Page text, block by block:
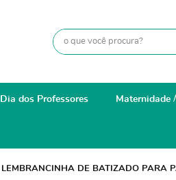
Dia dos Professores Maternidade
LEMBRANCINHA DE BATIZADO PARA